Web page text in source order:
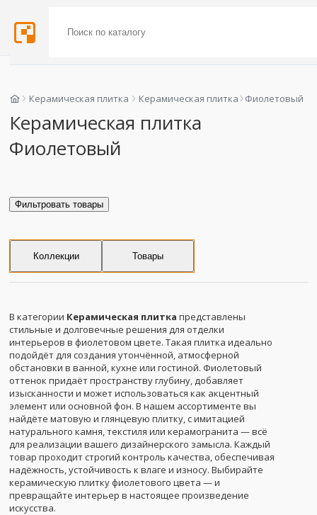
Керамическая плитка Керамическая плитка Фиолетовый
Керамическая плитка
Фиолетовый
Фильтровать товары
Коллекции Товары
В категории Керамическая плитка представлены
стильные и долговечные решения для отделки
интерьеров в фиолетовом цвете. Такая плитка идеально
подойдёт для создания утончённой, атмосферной
обстановки в ванной, кухне или гостиной. Фиолетовый
оттенок придаёт пространству глубину, добавляет
изысканности и может использоваться как акцентный
элемент или основной фон. В нашем ассортименте вы
найдёте матовую и глянцевую плитку, с имитацией
натурального камня, текстиля или керамогранита — всё
для реализации вашего дизайнерского замысла. Каждый
товар проходит строгий контроль качества, обеспечивая
надёжность, устойчивость к влаге и износу. Выбирайте
керамическую плитку фиолетового цвета — и
превращайте интерьер в настоящее произведение
искусства.